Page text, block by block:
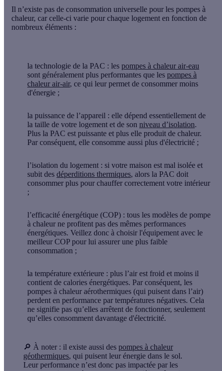
Il n’existe pas de consommation universelle pour les pompes à
chaleur, car celle-ci varie pour chaque logement en fonction de
nombreux éléments :
la technologie de la PAC : les pompes à chaleur air-eau
sont généralement plus performantes que les pompes à
chaleur air-air, ce qui leur permet de consommer moins
d'énergie ;
la puissance de l’appareil : elle dépend essentiellement de
la taille de votre logement et de son niveau d’isolation.
Plus la PAC est puissante et plus elle produit de chaleur.
Par conséquent, elle consomme aussi plus d'électricité ;
l’isolation du logement : si votre maison est mal isolée et
subit des déperditions thermiques, alors la PAC doit
consommer plus pour chauffer correctement votre intérieur
;
l’efficacité énergétique (COP) : tous les modèles de pompe
à chaleur ne profitent pas des mêmes performances
énergétiques. Veillez donc à choisir l'équipement avec le
meilleur COP pour lui assurer une plus faible
consommation ;
la température extérieure : plus l’air est froid et moins il
contient de calories énergétiques. Par conséquent, les
pompes à chaleur aérothermiques (qui puisent dans l’air)
perdent en performance par températures négatives. Cela
ne signifie pas qu’elles arrêtent de fonctionner, seulement
qu’elles consomment davantage d'électricité.
🔎 À noter : il existe aussi des pompes à chaleur
géothermiques, qui puisent leur énergie dans le sol.
Leur performance n’est donc pas impactée par les